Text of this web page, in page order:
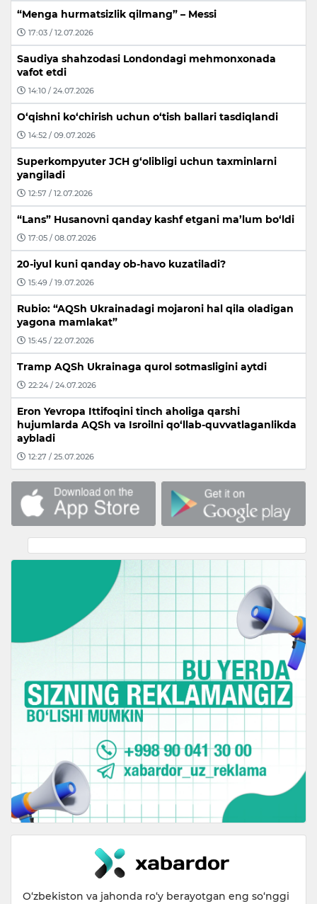
“Menga hurmatsizlik qilmang” – Messi
17:03 / 12.07.2026
Saudiya shahzodasi Londondagi mehmonxonada
vafot etdi
14:10 / 24.07.2026
O‘qishni ko‘chirish uchun o‘tish ballari tasdiqlandi
14:52 / 09.07.2026
Superkompyuter JCH g‘olibligi uchun taxminlarni
yangiladi
12:57 / 12.07.2026
“Lans” Husanovni qanday kashf etgani ma’lum bo‘ldi
17:05 / 08.07.2026
20-iyul kuni qanday ob-havo kuzatiladi?
15:49 / 19.07.2026
Rubio: “AQSh Ukrainadagi mojaroni hal qila oladigan
yagona mamlakat”
15:45 / 22.07.2026
Tramp AQSh Ukrainaga qurol sotmasligini aytdi
22:24 / 24.07.2026
Eron Yevropa Ittifoqini tinch aholiga qarshi
hujumlarda AQSh va Isroilni qo‘llab-quvvatlaganlikda
aybladi
12:27 / 25.07.2026
O‘zbekiston va jahonda ro‘y berayotgan eng so‘nggi